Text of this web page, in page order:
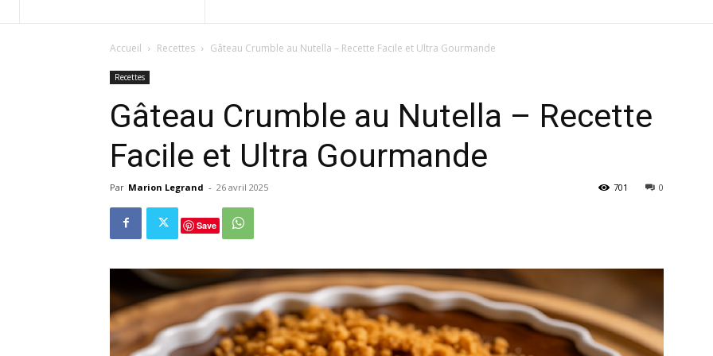
Accueil Recettes Gâteau Crumble au Nutella – Recette Facile et Ultra Gourmande
Recettes
Gâteau Crumble au Nutella – Recette
Facile et Ultra Gourmande
Par Marion Legrand - 26 avril 2025 0
701
Save